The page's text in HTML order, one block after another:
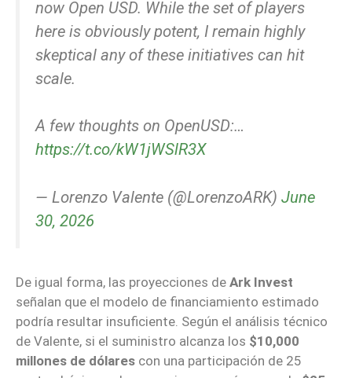
now Open USD. While the set of players
here is obviously potent, I remain highly
skeptical any of these initiatives can hit
scale.
A few thoughts on OpenUSD:…
https://t.co/kW1jWSlR3X
— Lorenzo Valente (@LorenzoARK) June
30, 2026
De igual forma, las proyecciones de Ark Invest
señalan que el modelo de financiamiento estimado
podría resultar insuficiente. Según el análisis técnico
de Valente, si el suministro alcanza los $10,000
millones de dólares con una participación de 25